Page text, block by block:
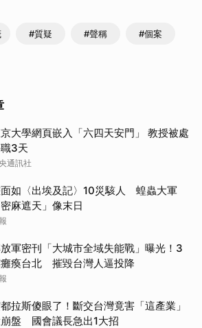
#質疑 #聲稱 #個案
大學網頁嵌入「六四天安門」 教授被處
3天
通訊社
如〈出埃及記〉10災駭人 蝗蟲大軍
密麻遮天」像末日
軍密刊「大城市全域失能戰」曝光！3
瘓台北 摧毀台灣人逼投降
拉斯傻眼了！斷交台灣竟害「這產業」
盤 國會議長急出1大招